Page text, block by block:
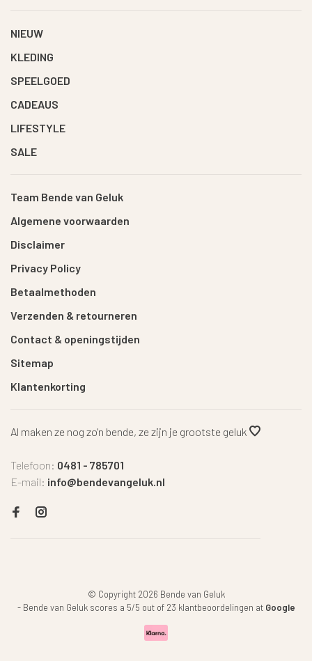
NIEUW
KLEDING
SPEELGOED
CADEAUS
LIFESTYLE
SALE
Team Bende van Geluk
Algemene voorwaarden
Disclaimer
Privacy Policy
Betaalmethoden
Verzenden & retourneren
Contact & openingstijden
Sitemap
Klantenkorting
Al maken ze nog zo'n bende, ze zijn je grootste geluk
Telefoon: 0481 - 785701
E-mail: info@bendevangeluk.nl
© Copyright 2026 Bende van Geluk
- Bende van Geluk scores a 5/5 out of 23 klantbeoordelingen at Google